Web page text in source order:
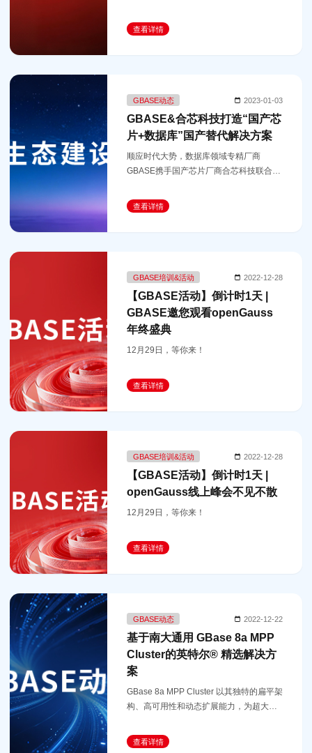
能测试。
查看详情
GBASE动态 2023-01-03
GBASE&合芯科技打造“国产芯
片+数据库”国产替代解决方案
顺应时代大势，数据库领域专精厂商
GBASE携手国产芯片厂商合芯科技联合打
决方案，以充分满足各行业对数据库的高
可用、高安全、高可靠、高性能的
查看详情
GBASE培训&活动 2022-12-28
【GBASE活动】倒计时1天 |
GBASE邀您观看openGauss
年终盛典
12月29日，等你来！
查看详情
GBASE培训&活动 2022-12-28
【GBASE活动】倒计时1天 |
openGauss线上峰会不见不散
12月29日，等你来！
查看详情
GBASE动态 2022-12-22
基于南大通用 GBase 8a MPP
Cluster的英特尔® 精选解决方
案
GBase 8a MPP Cluster 以其独特的扁平架
构、高可用性和动态扩展能力，为超大型
布式并行数据库管理解决方案。
查看详情